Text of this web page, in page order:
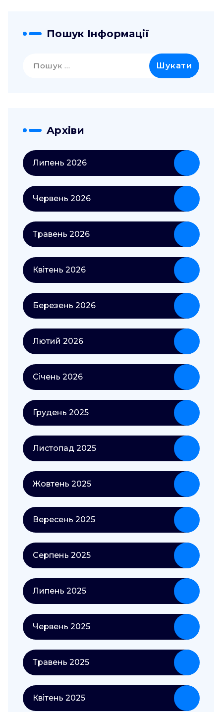
Пошук Інформації
Архіви
Липень 2026
Червень 2026
Травень 2026
Квітень 2026
Березень 2026
Лютий 2026
Січень 2026
Грудень 2025
Листопад 2025
Жовтень 2025
Вересень 2025
Серпень 2025
Липень 2025
Червень 2025
Травень 2025
Квітень 2025